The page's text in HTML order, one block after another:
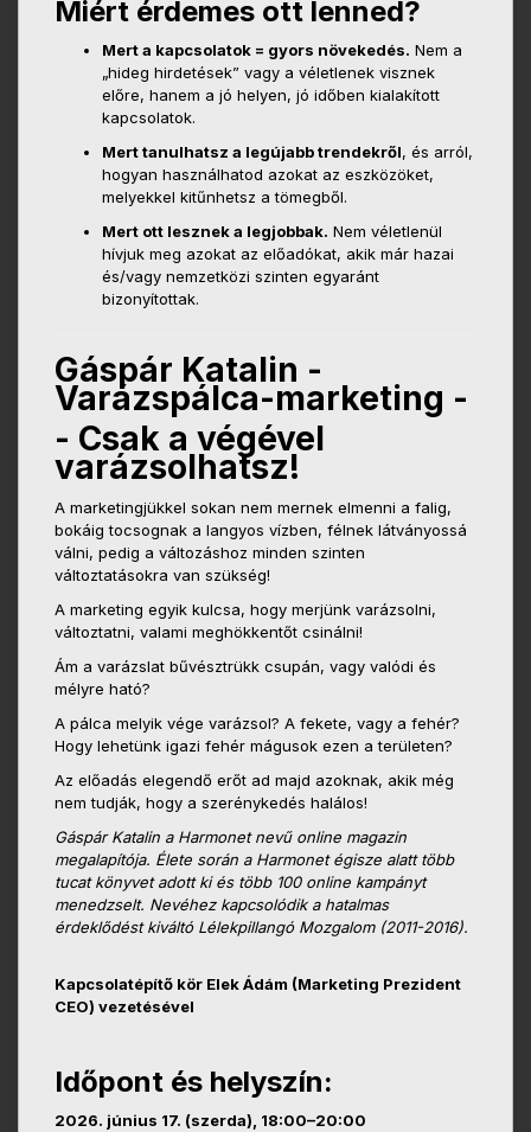
Miért érdemes ott lenned?
Mert a kapcsolatok = gyors növekedés. Nem a
„hideg hirdetések” vagy a véletlenek visznek
előre, hanem a jó helyen, jó időben kialakított
kapcsolatok.
Mert tanulhatsz a legújabb trendekről, és arról,
hogyan használhatod azokat az eszközöket,
melyekkel kitűnhetsz a tömegből.
Mert ott lesznek a legjobbak. Nem véletlenül
hívjuk meg azokat az előadókat, akik már hazai
és/vagy nemzetközi szinten egyaránt
bizonyítottak.
Gáspár Katalin -
Varázspálca-marketing -
- Csak a végével
varázsolhatsz!
A marketingjükkel sokan nem mernek elmenni a falig,
bokáig tocsognak a langyos vízben, félnek látványossá
válni, pedig a változáshoz minden szinten
változtatásokra van szükség!
A marketing egyik kulcsa, hogy merjünk varázsolni,
változtatni, valami meghökkentőt csinálni!
Ám a varázslat bűvésztrükk csupán, vagy valódi és
mélyre ható?
A pálca melyik vége varázsol? A fekete, vagy a fehér?
Hogy lehetünk igazi fehér mágusok ezen a területen?
Az előadás elegendő erőt ad majd azoknak, akik még
nem tudják, hogy a szerénykedés halálos!
Gáspár Katalin a Harmonet nevű online magazin
megalapítója. Élete során a Harmonet égisze alatt több
tucat könyvet adott ki és több 100 online kampányt
menedzselt. Nevéhez kapcsolódik a hatalmas
érdeklődést kiváltó Lélekpillangó Mozgalom (2011-2016).
Kapcsolatépítő kör Elek Ádám (Marketing Prezident
CEO) vezetésével
Időpont és helyszín:
2026. június 17. (szerda), 18:00–20:00